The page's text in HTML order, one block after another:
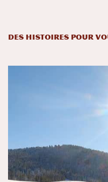
DES HISTOIRES POUR